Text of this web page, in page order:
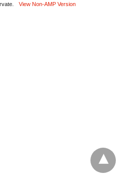
View Non-AMP Version